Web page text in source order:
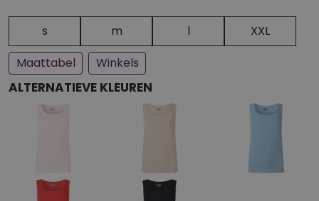
Een paar stuks op voorraad
Bijna uitverkocht
s m l
XXL
Maattabel
Winkels
ALTERNATIEVE KLEUREN